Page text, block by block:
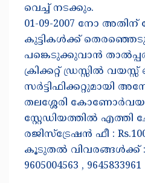
വെച്ച് നടക്കും.
01-09-2007 നോ
കുട്ടികൾക്ക്
പങ്കെടുക്കുവാൻ
ക്രിക്കറ്റ് ഡ്രസ്സിൽ
സർട്ടിഫിക്കറ്റുമായി
തലശ്ശേരി കോണോർവയൽ
സ്റ്റേഡിയത്തിൽ എത്തി
രജിസ്ട്രേഷൻ ഫീ :
കൂടുതൽ വിവരങ്ങൾക്ക് :
9605004563 , 9645833961